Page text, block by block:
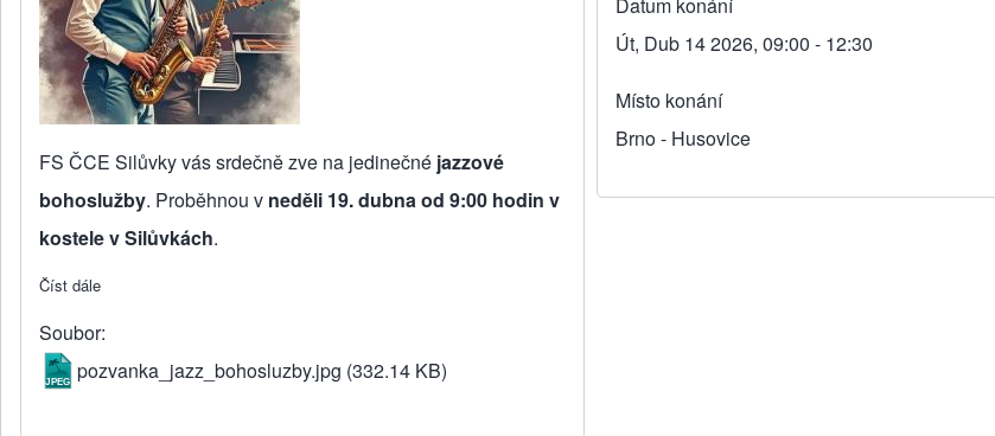
FS ČCE Silůvky vás srdečně zve na jedinečné jazzové
bohoslužby. Proběhnou v neděli 19. dubna od 9:00 hodin v
kostele v Silůvkách.
Číst dále
Soubor
pozvanka_jazz_bohosluzby.jpg (332.14 KB)
Út, Dub 14 2026, 09:00 - 12:30
Místo konání
Brno - Husovice